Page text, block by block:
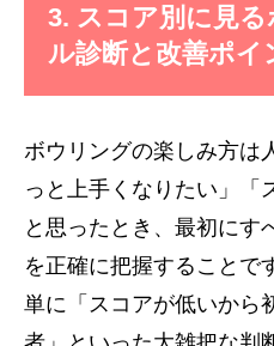
3. スコア別に見
ル診断と改善ポイ
ボウリングの楽しみ方は
っと上手くなりたい」「
と思ったとき、最初にす
を正確に把握することで
単に「スコアが低いから